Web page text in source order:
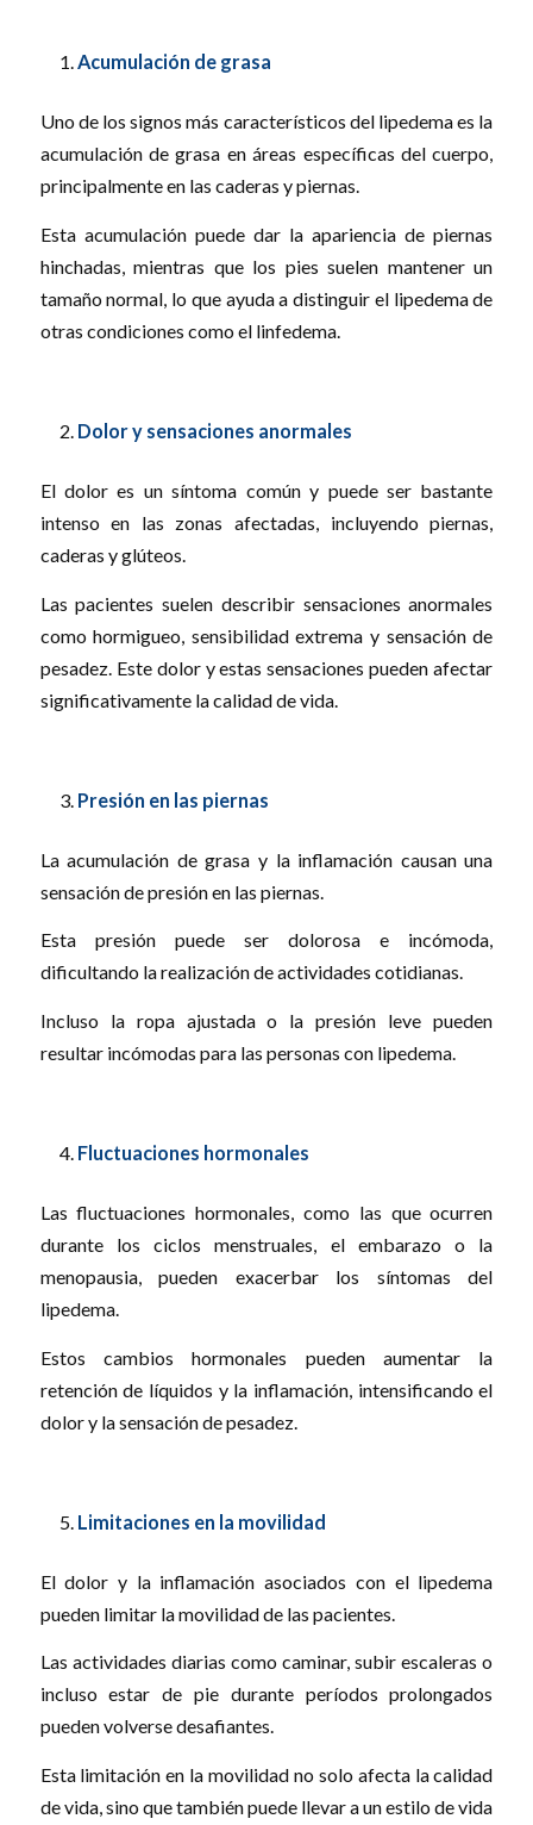
Acumulación de grasa
Uno de los signos más característicos del lipedema es la
acumulación de grasa en áreas específicas del cuerpo,
principalmente en las caderas y piernas.
Esta acumulación puede dar la apariencia de piernas
hinchadas, mientras que los pies suelen mantener un
tamaño normal, lo que ayuda a distinguir el lipedema de
otras condiciones como el linfedema.
Dolor y sensaciones anormales
El dolor es un síntoma común y puede ser bastante
intenso en las zonas afectadas, incluyendo piernas,
caderas y glúteos.
Las pacientes suelen describir sensaciones anormales
como hormigueo, sensibilidad extrema y sensación de
pesadez. Este dolor y estas sensaciones pueden afectar
significativamente la calidad de vida.
Presión en las piernas
La acumulación de grasa y la inflamación causan una
sensación de presión en las piernas.
Esta presión puede ser dolorosa e incómoda,
dificultando la realización de actividades cotidianas.
Incluso la ropa ajustada o la presión leve pueden
resultar incómodas para las personas con lipedema.
Fluctuaciones hormonales
Las fluctuaciones hormonales, como las que ocurren
durante los ciclos menstruales, el embarazo o la
menopausia, pueden exacerbar los síntomas del
lipedema.
Estos cambios hormonales pueden aumentar la
retención de líquidos y la inflamación, intensificando el
dolor y la sensación de pesadez.
Limitaciones en la movilidad
El dolor y la inflamación asociados con el lipedema
pueden limitar la movilidad de las pacientes.
Las actividades diarias como caminar, subir escaleras o
incluso estar de pie durante períodos prolongados
pueden volverse desafiantes.
Esta limitación en la movilidad no solo afecta la calidad
de vida, sino que también puede llevar a un estilo de vida